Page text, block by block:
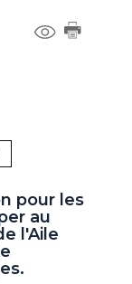
pour les
au
l'Aile